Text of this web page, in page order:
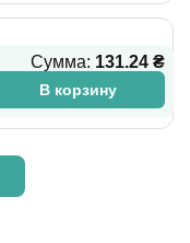
Сумма: 131.24 ₴
В корзину